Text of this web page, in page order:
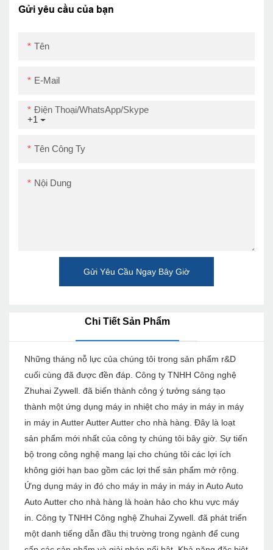
Reminder
Gửi yêu cầu của bạn
Tên
E-Mail
+1
Điện Thoại/WhatsApp/Skype
Tên Công Ty
Nội Dung
Gửi Yêu Cầu Ngay Bây Giờ
Chi Tiết Sản Phẩm
Những tháng nỗ lực của chúng tôi trong sản phẩm r&D
cuối cùng đã được đền đáp. Công ty TNHH Công nghệ
Zhuhai Zywell. đã biến thành công ý tưởng sáng tạo
thành một ứng dụng máy in nhiệt cho máy in máy in máy
in máy in Autter Autter Autter cho nhà hàng. Đây là loạt
sản phẩm mới nhất của công ty chúng tôi bây giờ. Sự tiến
bộ trong công nghệ mang lại cho chúng tôi các lợi ích
không giới hạn bao gồm các lợi thế sản phẩm mở rộng.
Ứng dụng máy in đó cho máy in máy in máy in Auto Auto
Auto Autter cho nhà hàng là hoàn hảo cho khu vực máy
in. Công ty TNHH Công nghệ Zhuhai Zywell. đã phát triển
một danh tiếng dẫn đầu thị trường trong ngành để cung